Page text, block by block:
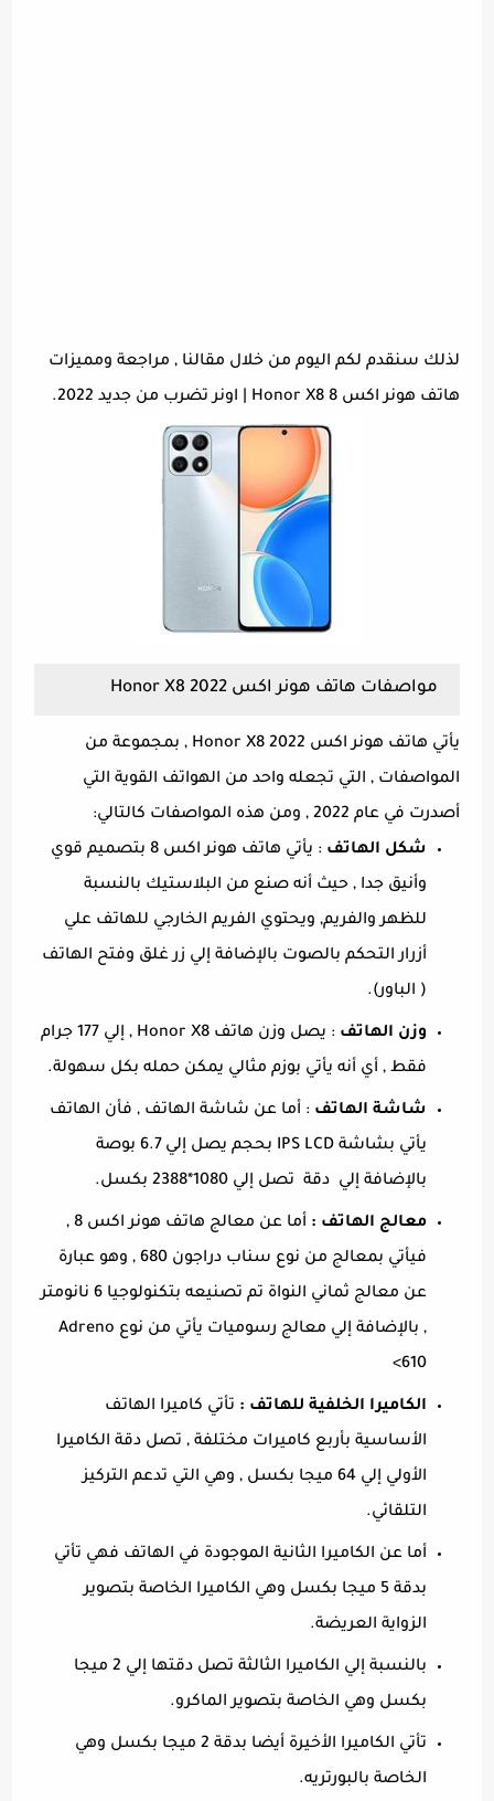
لذلك سنقدم لكم اليوم من خلال مقالنا , مراجعة ومميزات
هاتف هونر اكس 8 Honor X8 | اونر تضرب من جديد 2022.
مواصفات هاتف هونر اكس Honor X8 2022
يأتي هاتف هونر اكس Honor X8 2022 , بمجموعة من
المواصفات , التي تجعله واحد من الهواتف القوية التي
أصدرت في عام 2022 , ومن هذه المواصفات كالتالي:
شكل الهاتف
: يأتي هاتف هونر اكس 8 بتصميم قوي
وأنيق جدا , حيث أنه صنع من البلاستيك بالنسبة
للظهر والفريم, ويحتوي الفريم الخارجي للهاتف علي
أزرار التحكم بالصوت بالإضافة إلي زر غلق وفتح الهاتف
( الباور).
وزن الهاتف
: يصل وزن هاتف Honor X8 , إلي 177 جرام
فقط , أي أنه يأتي بوزم مثالي يمكن حمله بكل سهولة.
شاشة الهاتف : أما عن شاشة الهاتف , فأن الهاتف
يأتي بشاشة IPS LCD بحجم يصل إلي 6.7 بوصة
بالإضافة إلي دقة تصل إلي 1080*2388 بكسل.
معالج الهاتف :
أما عن معالج هاتف هونر اكس 8 ,
فيأتي بمعالج من نوع سناب دراجون 680 , وهو عبارة
عن معالج ثماني النواة تم تصنيعه بتكنولوجيا 6 نانومتر
, بالإضافة إلي معالج رسوميات يأتي من نوع Adreno
610>
الكاميرا الخلفية للهاتف : تأتي كاميرا الهاتف
الأساسية بأربع كاميرات مختلفة , تصل دقة الكاميرا
الأولي إلي 64 ميجا بكسل , وهي التي تدعم التركيز
التلقائي.
أما عن الكاميرا الثانية الموجودة في الهاتف فهي تأتي
بدقة 5 ميجا بكسل وهي الكاميرا الخاصة بتصوير
الزواية العريضة.
بالنسبة إلي الكاميرا الثالثة تصل دقتها إلي 2 ميجا
بكسل وهي الخاصة بتصوير الماكرو.
تأتي الكاميرا الأخيرة أيضا بدقة 2 ميجا بكسل وهي
الخاصة بالبورتريه.